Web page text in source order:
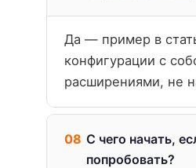
Да — пример в
конфигурации с
расширениями, не
С чего начать,
попробовать?